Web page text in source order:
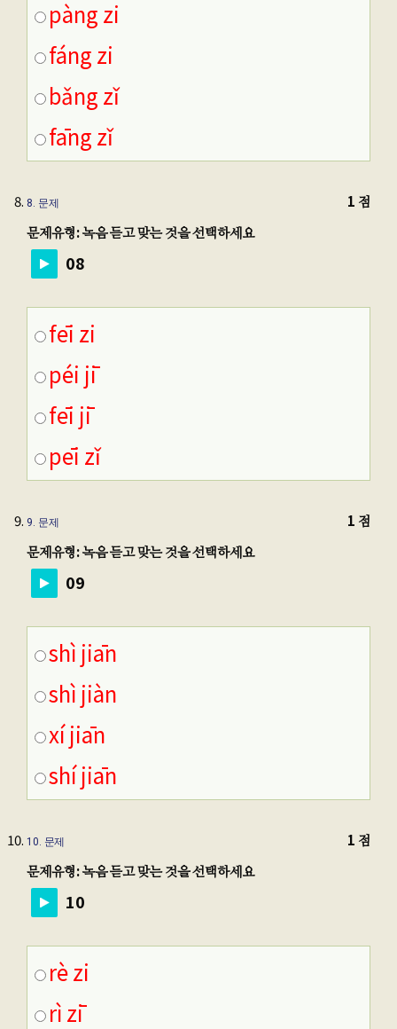
pàng zi
fáng zi
bǎng zǐ
fāng zǐ
8. 문제
1 점
문제유형: 녹음 듣고 맞는 것을 선택하세요
08
fēi zi
péi jī
fēi jī
pēi zǐ
9. 문제
1 점
문제유형: 녹음 듣고 맞는 것을 선택하세요
09
shì jiān
shì jiàn
xí jiān
shí jiān
10. 문제
1 점
문제유형: 녹음 듣고 맞는 것을 선택하세요
10
rè zi
rì zī